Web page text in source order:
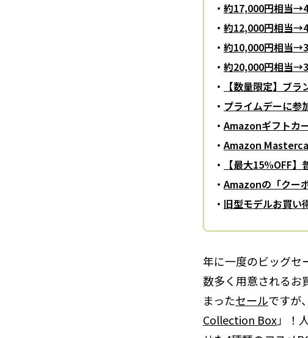
約17,000円相当
約12,000円相当
約10,000円相当
約20,000円相当
【数量限定】ブ
プライムデーに参
Amazonギフトカ
Amazon
【最大15%OFF
Amazonの「クー
旧型モデルお買い
年に一度のビッグセ
数多く用意されるお
まったセールですが
Collection Box」！